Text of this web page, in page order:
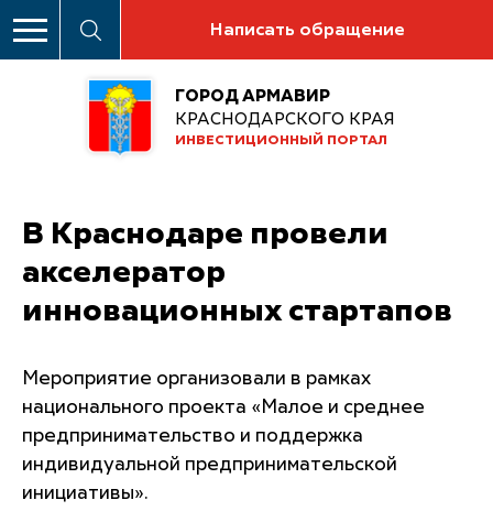
Написать обращение
ГОРОД АРМАВИР
КРАСНОДАРСКОГО КРАЯ
ИНВЕСТИЦИОННЫЙ ПОРТАЛ
В Краснодаре провели
акселератор
инновационных стартапов
Мероприятие организовали в рамках
национального проекта «Малое и среднее
предпринимательство и поддержка
индивидуальной предпринимательской
инициативы».